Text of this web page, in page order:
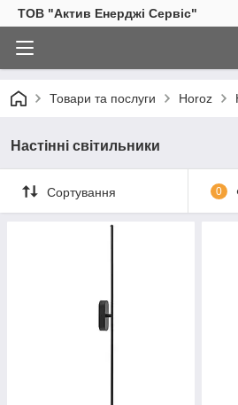
ТОВ "Актив Енерджі Сервіс"
Товари та послуги Horoz
Настінні світильники
Сортування 0